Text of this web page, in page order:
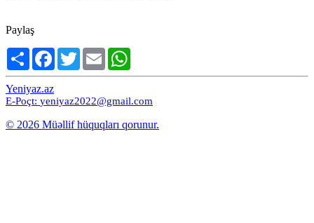
Paylaş
Share Facebook
TwitterEmail
Yeniyaz.az
E-Poçt: yeniyaz2022@gmail.com
© 2026 Müəllif hüquqları qorunur.